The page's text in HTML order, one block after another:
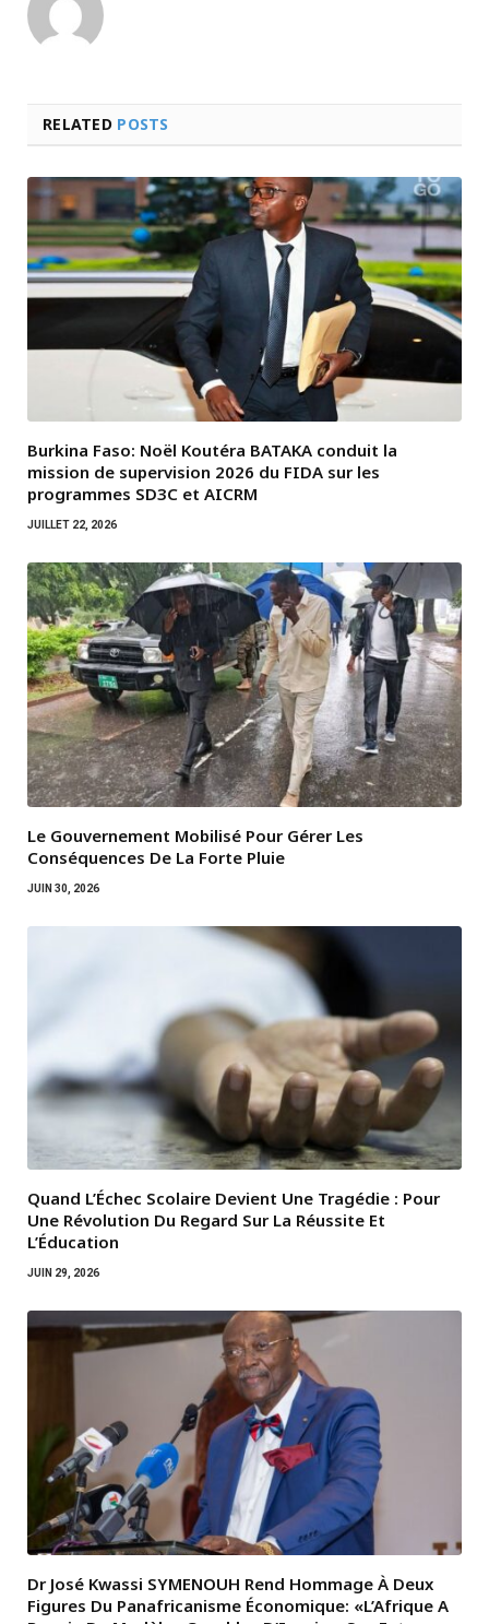
RELATED POSTS
Burkina Faso: Noël Koutéra BATAKA conduit la
mission de supervision 2026 du FIDA sur les
programmes SD3C et AICRM
JUILLET 22, 2026
Le Gouvernement Mobilisé Pour Gérer Les
Conséquences De La Forte Pluie
JUIN 30, 2026
Quand L’Échec Scolaire Devient Une Tragédie : Pour
Une Révolution Du Regard Sur La Réussite Et
L’Éducation
JUIN 29, 2026
Dr José Kwassi SYMENOUH Rend Hommage À Deux
Figures Du Panafricanisme Économique: «L’Afrique A